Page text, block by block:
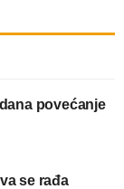
povećanje
se rađa